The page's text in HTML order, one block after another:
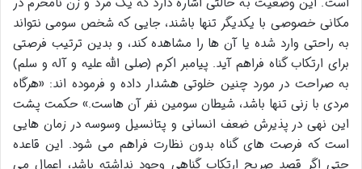
مکانی خصوصی با یکدیگر تنها باشند، جایی که شخص سومی نتواند
به راحتی وارد شده یا آن ها را مشاهده کند، و بدین ترتیب فرصتی
برای ارتکاب گناه فراهم آید. پیامبر اکرم (صلی الله علیه و آله و سلم)
به صراحت در مورد چنین خلوتی هشدار داده و فرموده اند: «هرگاه
مردی با زنی تنها باشد، شیطان سومین نفر آن هاست.» حکمت پشت
این نهی در پذیرش ضعف انسانی و پتانسیل وسوسه در زمان هایی
است که فرصت های گناه بدون نظارت فراهم می شود. این قاعده